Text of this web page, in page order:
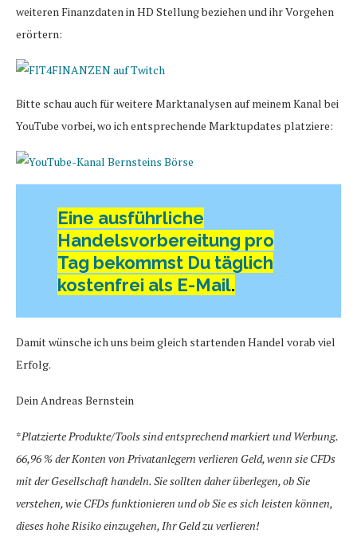
weiteren Finanzdaten in HD Stellung beziehen und ihr Vorgehen
erörtern:
Bitte schau auch für weitere Marktanalysen auf meinem Kanal bei
YouTube vorbei, wo ich entsprechende Marktupdates platziere:
Eine ausführliche
Handelsvorbereitung pro
Tag bekommst Du täglich
kostenfrei als E-Mail.
Damit wünsche ich uns beim gleich startenden Handel vorab viel
Erfolg.
Dein Andreas Bernstein
*Platzierte Produkte/Tools sind entsprechend markiert und Werbung.
66,96 % der Konten von Privatanlegern verlieren Geld, wenn sie CFDs
mit der Gesellschaft handeln. Sie sollten daher überlegen, ob Sie
verstehen, wie CFDs funktionieren und ob Sie es sich leisten können,
dieses hohe Risiko einzugehen, Ihr Geld zu verlieren!